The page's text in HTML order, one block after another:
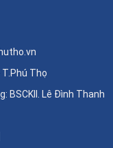
Thọ
BSCKII. Lê Đình Thanh